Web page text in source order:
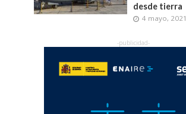
desde tierra
4 mayo, 2021